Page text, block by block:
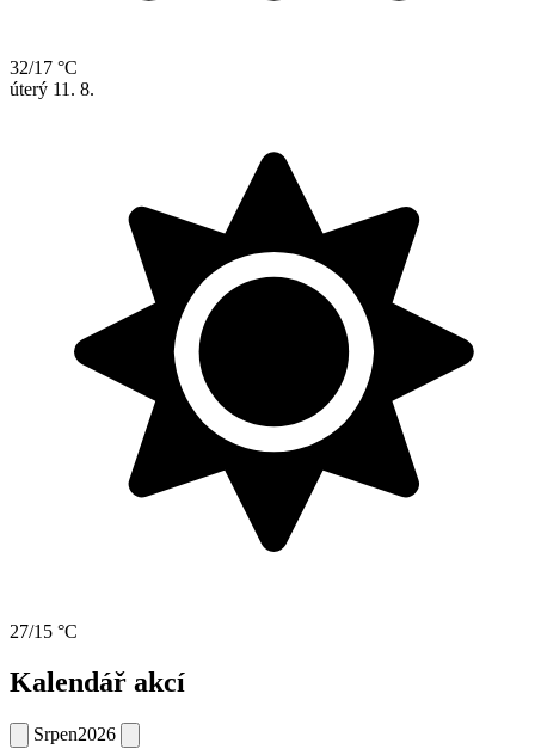
32/17 °C
úterý 11. 8.
27/15 °C
Kalendář akcí
Srpen2026